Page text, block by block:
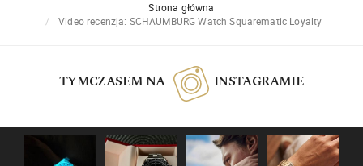
Strona główna
Video recenzja: SCHAUMBURG Watch Squarematic Loyalty
TYMCZASEM NA INSTAGRAMIE